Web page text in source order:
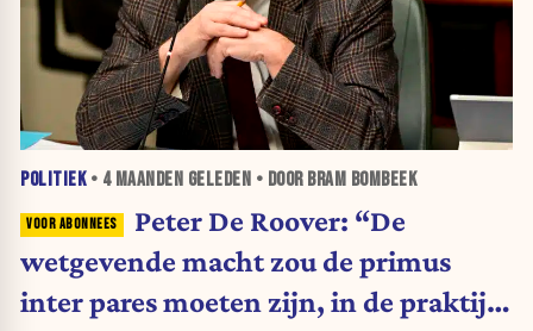
POLITIEK• 4 MAANDEN GELEDEN • DOOR BRAM BOMBEEK
Peter De Roover: “De
wetgevende macht zou de primus
inter pares moeten zijn, in de praktijk